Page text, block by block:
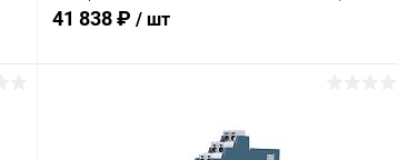
41 838 ₽ / шт